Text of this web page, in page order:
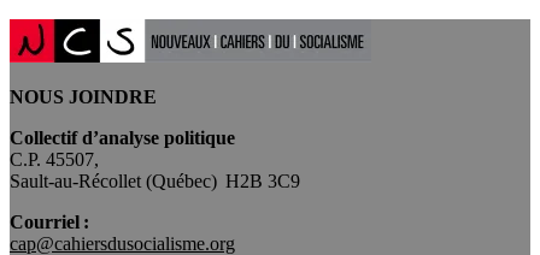
NOUS JOINDRE
Collectif d’analyse politique
C.P. 45507,
Sault-au-Récollet (Québec) H2B 3C9
Courriel :
cap@cahiersdusocialisme.org